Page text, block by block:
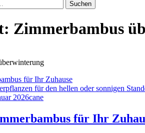
Zimmerbambus
für den hellen oder sonnigen
2026cane
für Ihr